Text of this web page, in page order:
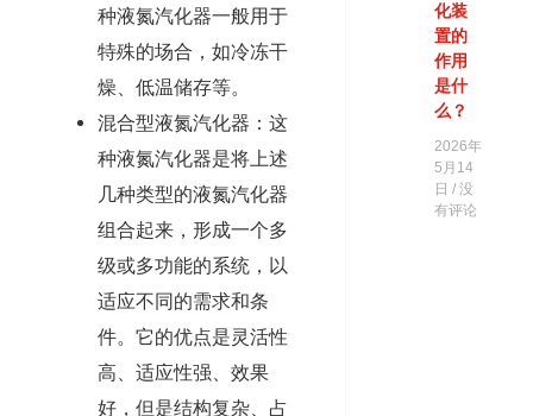
种液氮汽化器一般用于
特殊的场合，如冷冻干
燥、低温储存等。
混合型液氮汽化器：这
种液氮汽化器是将上述
几种类型的液氮汽化器
组合起来，形成一个多
级或多功能的系统，以
适应不同的需求和条
件。它的优点是灵活性
高、适应性强、效果
好，但是结构复杂、占
化装
置的
作用
是什
么？
2026年
5月14
日 没
有评论